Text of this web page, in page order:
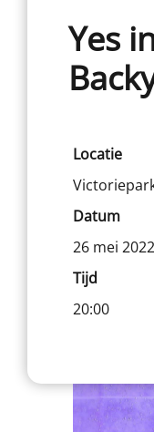
Yes
Locatie
Datum
26 mei 2022
Tijd
20:00